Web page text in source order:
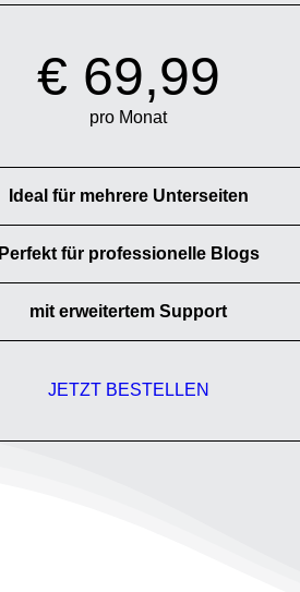
€ 69,99
pro Monat
Ideal für mehrere Unterseiten
Perfekt für professionelle Blogs
mit erweitertem Support
JETZT BESTELLEN